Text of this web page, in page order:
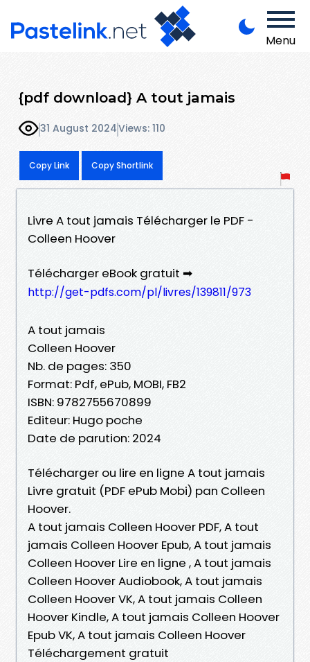
Menu
{pdf download} A tout jamais
31 August 2024Views: 110
Copy Link Copy Shortlink
Livre A tout jamais Télécharger le PDF -
Colleen Hoover
Télécharger eBook gratuit ➡
http://get-pdfs.com/pl/livres/139811/973
A tout jamais
Colleen Hoover
Nb. de pages: 350
Format: Pdf, ePub, MOBI, FB2
ISBN: 9782755670899
Editeur: Hugo poche
Date de parution: 2024
Télécharger ou lire en ligne A tout jamais
Livre gratuit (PDF ePub Mobi) pan Colleen
Hoover.
A tout jamais Colleen Hoover PDF, A tout
jamais Colleen Hoover Epub, A tout jamais
Colleen Hoover Lire en ligne , A tout jamais
Colleen Hoover Audiobook, A tout jamais
Colleen Hoover VK, A tout jamais Colleen
Hoover Kindle, A tout jamais Colleen Hoover
Epub VK, A tout jamais Colleen Hoover
Téléchargement gratuit